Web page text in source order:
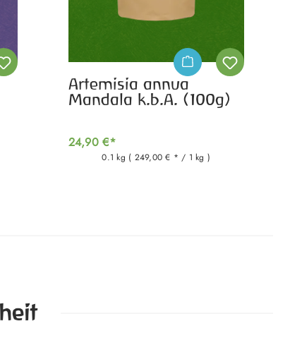
Artemisia annua
Mandala k.b.A. (100g)
24,90 €*
0.1 kg ( 249,00 € * / 1 kg )